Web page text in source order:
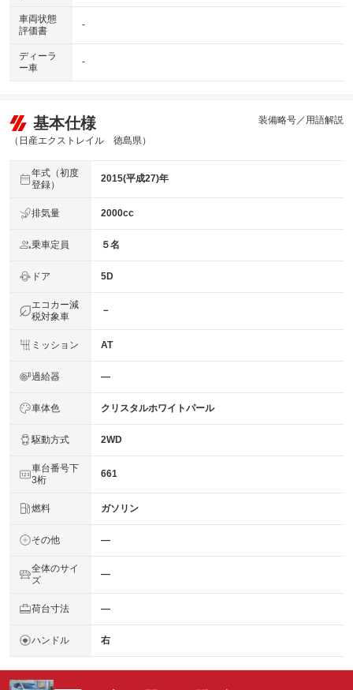
車両状態
評価書
-
ディーラ
ー車
-
基本仕様
（日産エクストレイル 徳島県）
装備略号／用語解説
年式（初度
登録）
2015(平成27)年
排気量 2000cc
乗車定員 ５名
ドア 5D
エコカー減
税対象車
－
ミッション AT
過給器 ―
車体色 クリスタルホワイトパール
駆動方式 2WD
車台番号下
3桁
661
燃料 ガソリン
その他 ―
全体のサイ
ズ
―
荷台寸法 ―
ハンドル 右